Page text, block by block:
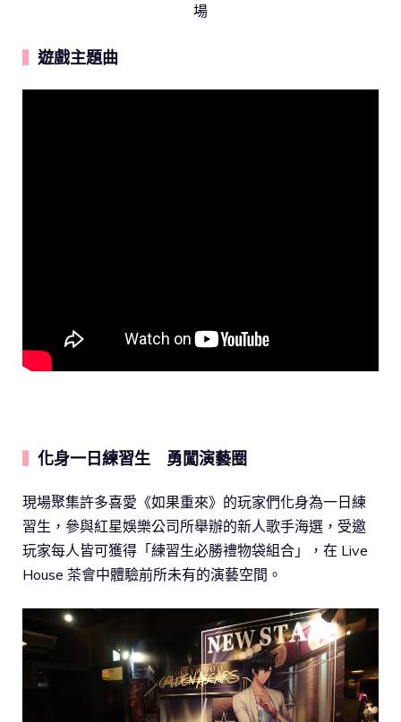
場
遊戲主題曲
化身一日練習生 勇闖演藝圈
現場聚集許多喜愛《如果重來》的玩家們化身為一日練
習生，參與紅星娛樂公司所舉辦的新人歌手海選，受邀
玩家每人皆可獲得「練習生必勝禮物袋組合」，在 Live
House 茶會中體驗前所未有的演藝空間。